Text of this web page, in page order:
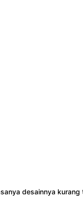
desainnya